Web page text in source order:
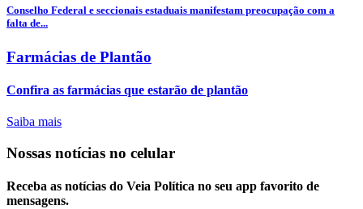
Conselho Federal e seccionais estaduais manifestam preocupação com a
falta de...
Farmácias de Plantão
Confira as farmácias que estarão de plantão
Saiba mais
Nossas notícias no celular
Receba as notícias do Veia Política no seu app favorito de
mensagens.